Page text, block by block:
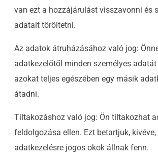
van ezt a hozzájárulást visszavonni és
adatait töröltetni.
Az adatok átruházásához való jog:
adatkezelőtől minden személyes adatát
azokat teljes egészében egy másik
átadni.
Tiltakozáshoz való jog: Ön tiltakozhat
feldolgozása ellen. Ezt betartjuk,
adatkezelésre jogos okok állnak fenn.